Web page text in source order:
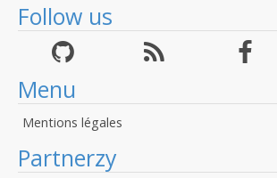
Follow us
Menu
Mentions légales
Partnerzy